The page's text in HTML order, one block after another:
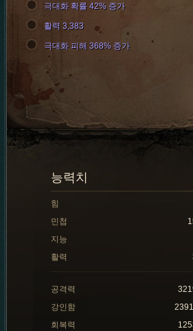
극대화 확률 42% 증가
활력 3,383
극대화 피해 368% 증가
능력치
힘
민첩
지능
활력
공격력
강인함
회복력